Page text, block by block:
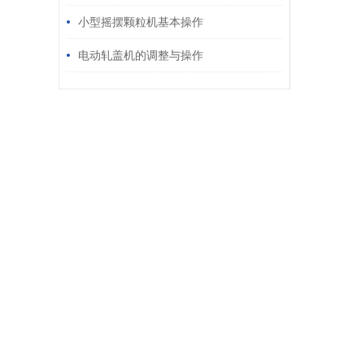
方法小型摇摆颗粒机基本操作
电动轧盖机的调整与操作